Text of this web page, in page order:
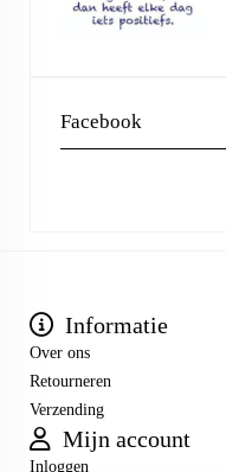
Facebook
Informatie
Over ons
Retourneren
Verzending
Mijn account
Inloggen